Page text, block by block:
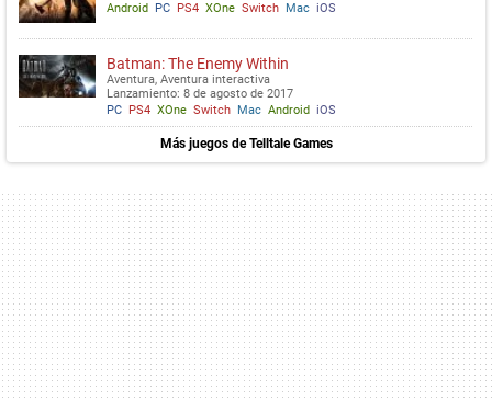
Android PC PS4 XOne Switch Mac iOS
Batman: The Enemy Within
Aventura, Aventura interactiva
Lanzamiento: 8 de agosto de 2017
PC PS4 XOne Switch Mac Android iOS
Más juegos de Telltale Games